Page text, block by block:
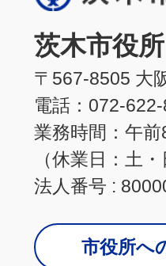
茨木市役所
〒567-8505 大
電話：072-622-
業務時間：午
（休業日：土
法人番号 :
市役所へ